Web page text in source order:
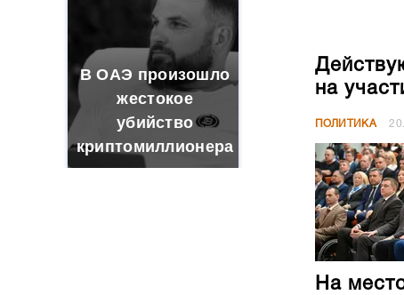
В ОАЭ произошло
жестокое
убийство
криптомиллионера
на
ПОЛИТИКА
На